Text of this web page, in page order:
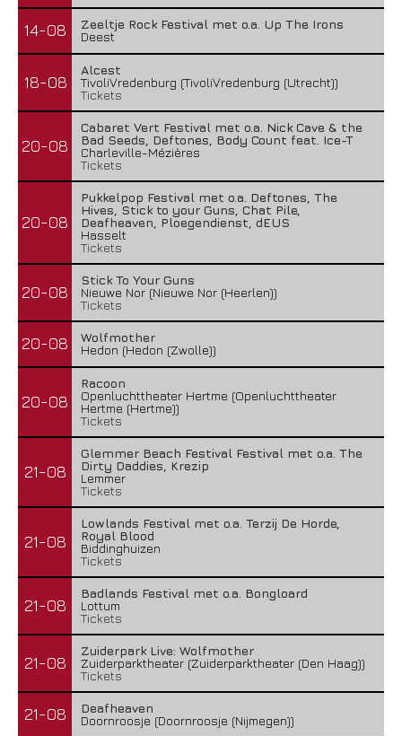
14-08
Zeeltje Rock Festival met o.a. Up The Irons
Deest
18-08
Alcest
TivoliVredenburg (TivoliVredenburg (Utrecht))
Tickets
20-08
Cabaret Vert Festival met o.a. Nick Cave & the
Bad Seeds, Deftones, Body Count feat. Ice-T
Charleville-Mézières
Tickets
20-08
Pukkelpop Festival met o.a. Deftones, The
Hives, Stick to your Guns, Chat Pile,
Deafheaven, Ploegendienst, dEUS
Hasselt
Tickets
20-08
Stick To Your Guns
Nieuwe Nor (Nieuwe Nor (Heerlen))
Tickets
20-08
Wolfmother
Hedon (Hedon (Zwolle))
20-08
Racoon
Openluchttheater Hertme (Openluchttheater
Hertme (Hertme))
Tickets
21-08
Glemmer Beach Festival Festival met o.a. The
Dirty Daddies, Krezip
Lemmer
Tickets
21-08
Lowlands Festival met o.a. Terzij De Horde,
Royal Blood
Biddinghuizen
Tickets
21-08
Badlands Festival met o.a. Bongloard
Lottum
Tickets
21-08
Zuiderpark Live: Wolfmother
Zuiderparktheater (Zuiderparktheater (Den Haag))
Tickets
21-08
Deafheaven
Doornroosje (Doornroosje (Nijmegen))